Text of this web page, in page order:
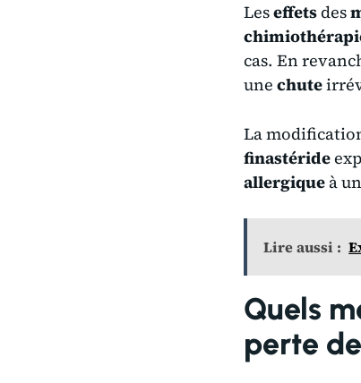
Leseffetsdes
cas. En
une chute
La
finastéride
allergique à un
Lire aussi :
Quels
perte